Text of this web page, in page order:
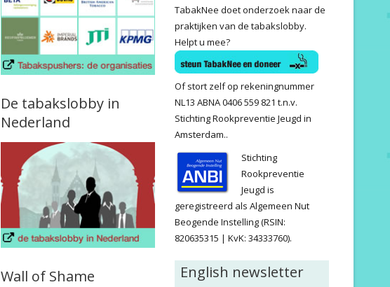
De tabakslobby in
Nederland
Wall of Shame
TabakNee doet onderzoek naar de
praktijken van de tabakslobby.
Helpt u mee?
Of stort zelf op rekeningnummer
NL13 ABNA 0406 559 821 t.n.v.
Stichting Rookpreventie Jeugd in
Amsterdam..
Stichting
Rookpreventie
Jeugd is
geregistreerd als Algemeen Nut
Beogende Instelling (RSIN:
820635315 | KvK: 34333760).
English newsletter